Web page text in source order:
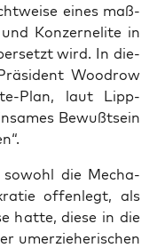
eines maß­
Kon­zer­neli­te in
wird. In die­
Wood­row
Plan, laut Lipp­
Bewußt­sein
die Mecha­
offen­legt, als
hat­te, die­se in die
umer­zie­he­ri­schen